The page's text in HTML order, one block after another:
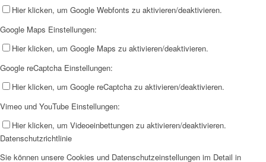
Hier klicken, um Google Webfonts zu aktivieren/deaktivieren.
Google Maps Einstellungen:
Hier klicken, um Google Maps zu aktivieren/deaktivieren.
Google reCaptcha Einstellungen:
Hier klicken, um Google reCaptcha zu aktivieren/deaktivieren.
Vimeo und YouTube Einstellungen:
Hier klicken, um Videoeinbettungen zu aktivieren/deaktivieren.
Datenschutzrichtlinie
Sie können unsere Cookies und Datenschutzeinstellungen im Detail in